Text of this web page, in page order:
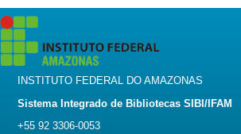
INSTITUTO FEDERAL DO AMAZONAS
Sistema Integrado de Bibliotecas SIBI/IFAM
+55 92 3306-0053